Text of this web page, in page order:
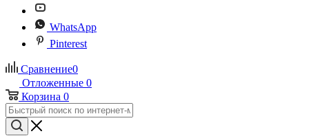
WhatsApp
Pinterest
Сравнение0
Отложенные 0
Корзина 0